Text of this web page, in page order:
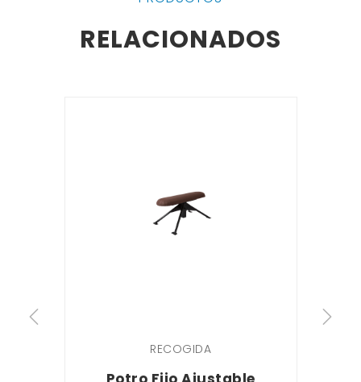
RELACIONADOS
RECOGIDA